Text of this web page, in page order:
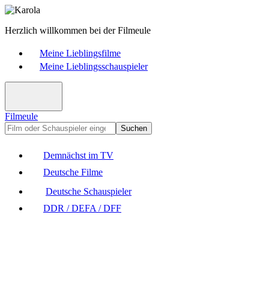
Herzlich willkommen bei der Filmeule
Meine Lieblingsfilme
Meine Lieblingsschauspieler
Filmeule
Suchen
Demnächst im TV
Deutsche Filme
Deutsche Schauspieler
DDR / DEFA / DFF